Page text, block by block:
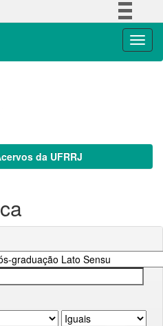
da UFRRJ